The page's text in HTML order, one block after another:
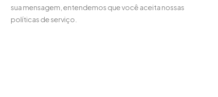
sua mensagem, entendemos que você aceita nossas
políticas de serviço.